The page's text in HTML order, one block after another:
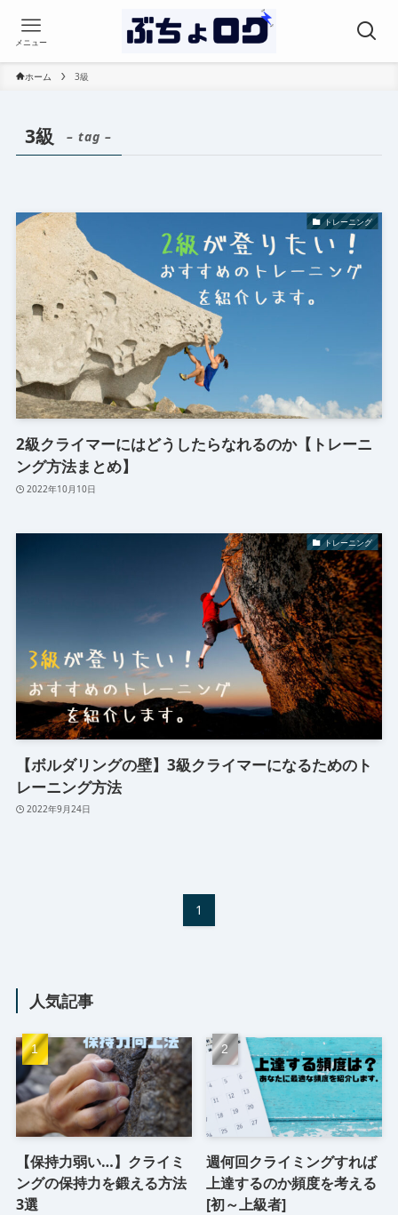
メニュー
ホーム 3級
3級 – tag –
トレーニング
2級クライマーにはどうしたらなれるのか【トレーニ
ング方法まとめ】
2022年10月10日
トレーニング
【ボルダリングの壁】3級クライマーになるためのト
レーニング方法
2022年9月24日
1
人気記事
【保持力弱い…】クライミ
ングの保持力を鍛える方法
3選
週何回クライミングすれば
上達するのか頻度を考える
[初～上級者]